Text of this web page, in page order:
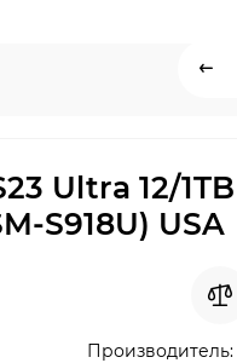
Ultra 12/1TB
S918U) USA
Производитель: